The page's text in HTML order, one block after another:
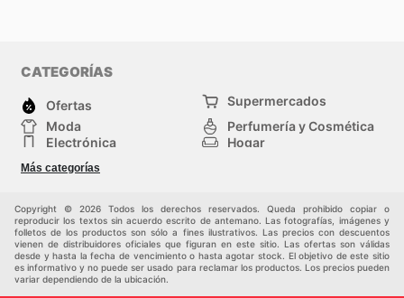
CATEGORÍAS
Ofertas
Supermercados
Moda
Perfumería y Cosmética
Electrónica
Hogar
Deporte
Juguetes y bebés
Más categorías
Copyright © 2026 Todos los derechos reservados. Queda prohibido copiar o
reproducir los textos sin acuerdo escrito de antemano. Las fotografías, imágenes y
folletos de los productos son sólo a fines ilustrativos. Las precios con descuentos
vienen de distribuidores oficiales que figuran en este sitio. Las ofertas son válidas
desde y hasta la fecha de vencimiento o hasta agotar stock. El objetivo de este sitio
es informativo y no puede ser usado para reclamar los productos. Los precios pueden
variar dependiendo de la ubicación.